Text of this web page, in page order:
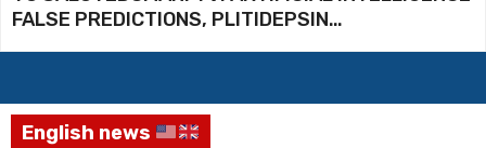
FALSE PREDICTIONS, PLITIDEPSIN
English news